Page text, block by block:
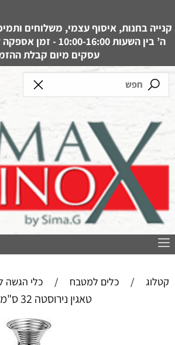
קנייה בחנות, איסוף עצמי, משלוחים
עסקים מיום קבלת
קטלוג / כלים למטבח / כלי הגשה
טאגין נירוסטה 32 ס"מ גובה 11 ס"מ מרוקע